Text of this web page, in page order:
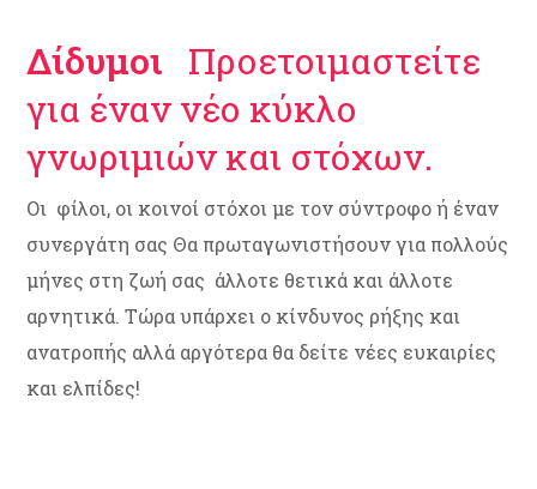
Δίδυμοι Προετοιμαστείτε
για έναν νέο κύκλο
γνωριμιών και στόχων.
Οι φίλοι, οι κοινοί στόχοι με τον σύντροφο ή έναν
συνεργάτη σας Θα πρωταγωνιστήσουν για πολλούς
μήνες στη ζωή σας άλλοτε θετικά και άλλοτε
αρνητικά. Τώρα υπάρχει ο κίνδυνος ρήξης και
ανατροπής αλλά αργότερα θα δείτε νέες ευκαιρίες
και ελπίδες!